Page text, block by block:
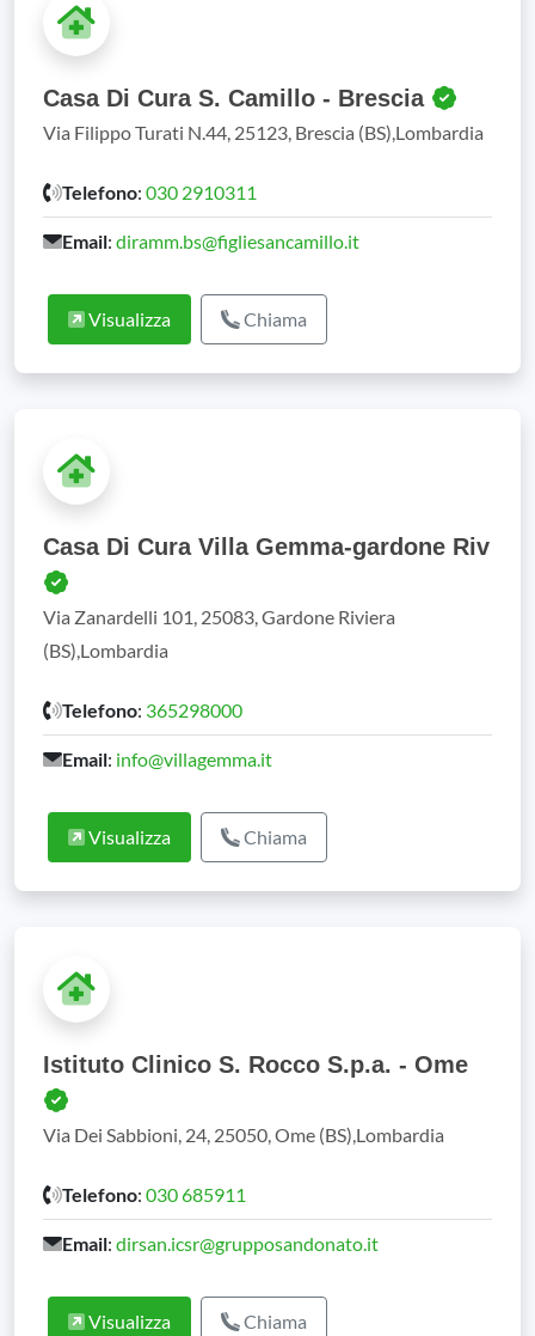
Casa Di Cura S. Camillo - Brescia
Via Filippo Turati N.44, 25123, Brescia (BS),Lombardia
Telefono: 030 2910311
Email: diramm.bs@figliesancamillo.it
Visualizza Chiama
Casa Di Cura Villa Gemma-gardone Riv
Via Zanardelli 101, 25083, Gardone Riviera
(BS),Lombardia
Telefono: 365298000
Email: info@villagemma.it
Visualizza Chiama
Istituto Clinico S. Rocco S.p.a. - Ome
Via Dei Sabbioni, 24, 25050, Ome (BS),Lombardia
Telefono: 030 685911
Email: dirsan.icsr@grupposandonato.it
Visualizza Chiama